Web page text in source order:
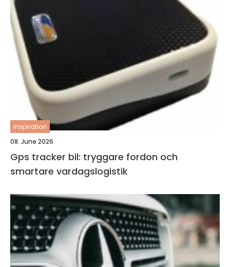
inspiration
08. June 2026
Gps tracker bil: tryggare fordon och
smartare vardagslogistik